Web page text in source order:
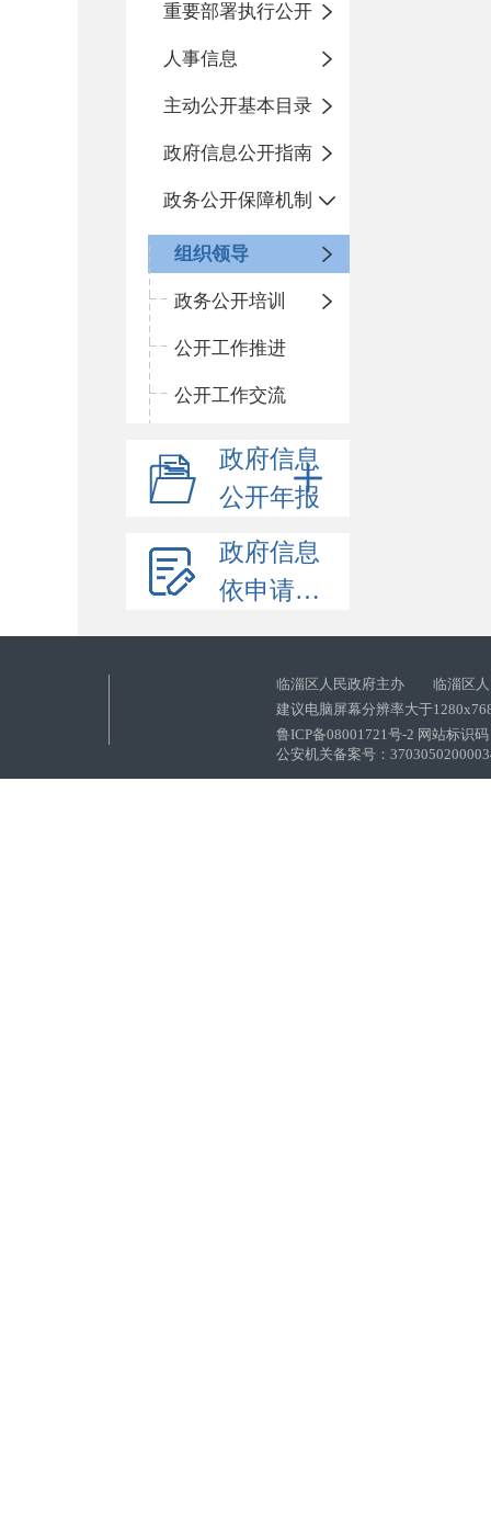
重要部署执行公开
人事信息
主动公开基本目录
政府信息公开指南
政务公开保障机制
组织领导
政务公开培训
公开工作推进
公开工作交流
政府信息
公开年报
政府信息
依申请公开
临淄区人民政府主办 临淄区人
建议电脑屏幕分辨率大于
鲁ICP备08001721号-2 网站标识
公安机关备案号：